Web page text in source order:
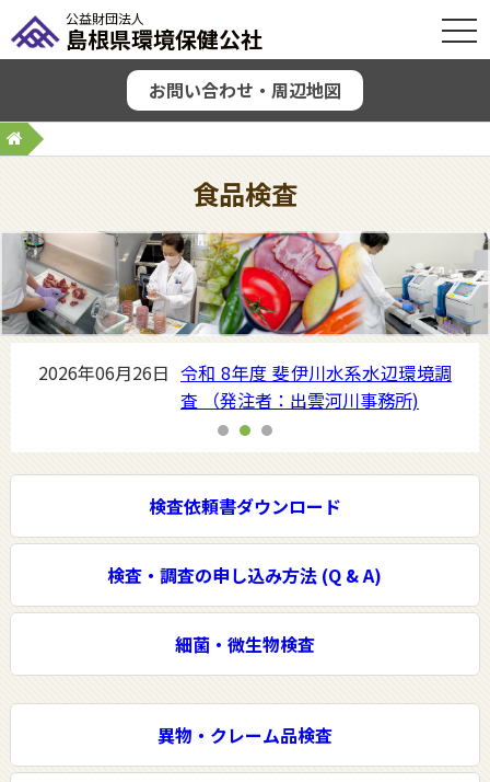
公益財団法人
島根県環境保健公社
お問い合わせ・周辺地図
食品検査
2026年06月23日 行事情報を更新しました
2026年07月31日 『令和 ８ 年度 食品製造者支援セ
ミナー』を１１ 月 ５ 日 (木) に松
江市で開催します
2026年06月26日 令和 8年度 斐伊川水系水辺環境調
査 （発注者：出雲河川事務所)
行事情報を更新しました
2026年07月31日 『令和 ８ 年度 食品製造者支援セ
ミナー』を１１ 月 ５ 日 (木) に松
江市で開催します
検査依頼書ダウンロード
検査・調査の申し込み方法 (Q & A)
細菌・微生物検査
異物・クレーム品検査